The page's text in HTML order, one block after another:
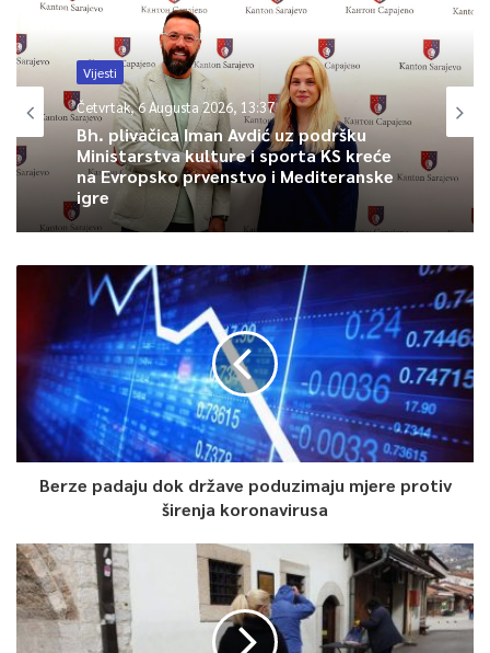
0
Article Rating
Vijesti
Četvrtak, 6 Augusta 2026, 13:37
Bh. plivačica Iman Avdić uz podršku
Ministarstva kulture i sporta KS kreće
na Evropsko prvenstvo i Mediteranske
igre
Berze padaju dok države poduzimaju mjere protiv
širenja koronavirusa